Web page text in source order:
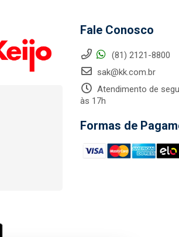
Fale Conosco
(81) 2121-8800
sak@kk.com.br
Atendimento de
às 17h
Formas de